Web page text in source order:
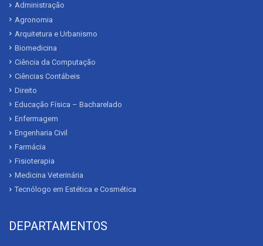
Administração
Agronomia
Arquitetura e Urbanismo
Biomedicina
Ciência da Computação
Ciências Contábeis
Direito
Educação Física – Bacharelado
Enfermagem
Engenharia Civil
Farmácia
Fisioterapia
Medicina Veterinária
Tecnólogo em Estética e Cosmética
DEPARTAMENTOS